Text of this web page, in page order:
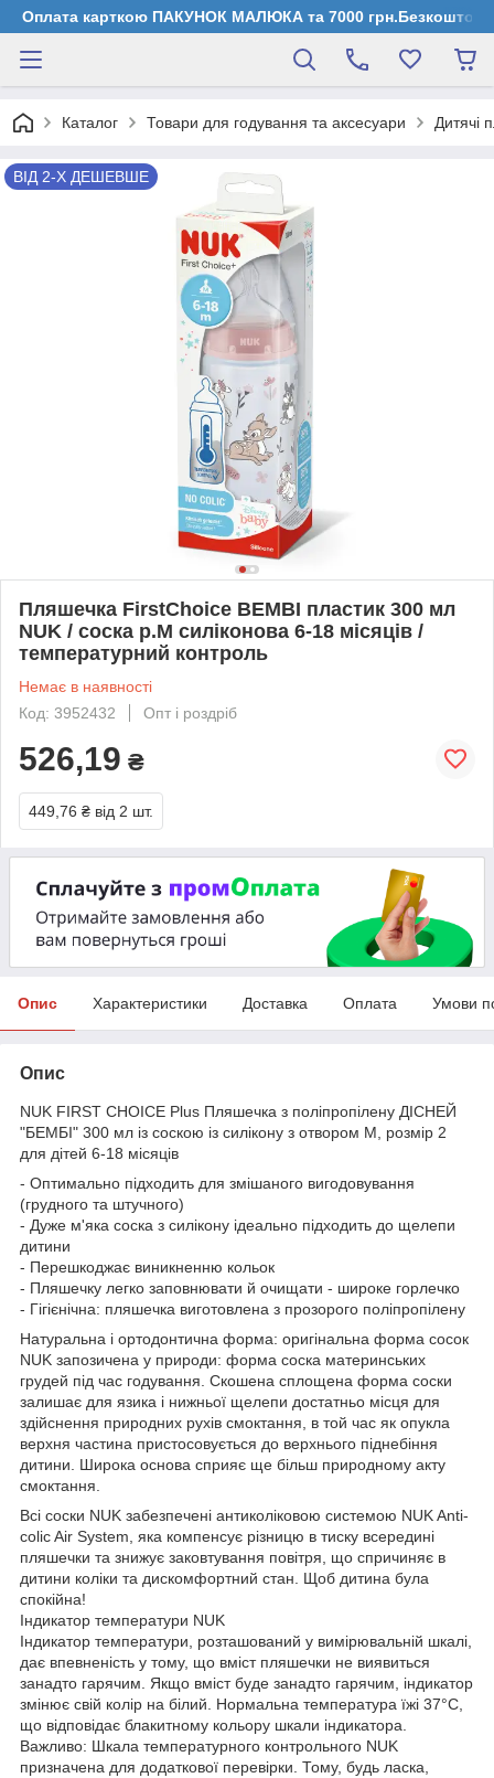
Оплата карткою ПАКУНОК МАЛЮКА та 7000 грн.Безкоштовна
Каталог Товари для годування та аксесуари Дитячі
ВІД 2-Х ДЕШЕВШЕ
Пляшечка FirstChoice BEMBI пластик 300 мл
NUK / соска р.М силіконова 6-18 місяців /
температурний контроль
Немає в наявності
Код: 3952432
Опт і роздріб
526,19 ₴
449,76 ₴ від 2 шт.
Опис Характеристики Доставка Оплата Умови
Опис
NUK FIRST CHOICE Plus Пляшечка з поліпропілену ДІСНЕЙ
"БЕМБІ" 300 мл із соскою із силікону з отвором М, розмір 2
для дітей 6-18 місяців
- Оптимально підходить для змішаного вигодовування
(грудного та штучного)
- Дуже м'яка соска з силікону ідеально підходить до щелепи
дитини
- Перешкоджає виникненню кольок
- Пляшечку легко заповнювати й очищати - широке горлечко
- Гігієнічна: пляшечка виготовлена з прозорого поліпропілену
Натуральна і ортодонтична форма: оригінальна форма сосок
NUK запозичена у природи: форма соска материнських
грудей під час годування. Скошена сплощена форма соски
залишає для язика і нижньої щелепи достатньо місця для
здійснення природних рухів смоктання, в той час як опукла
верхня частина пристосовується до верхнього піднебіння
дитини. Широка основа сприяє ще більш природному акту
смоктання.
Всі соски NUK забезпечені антиколіковою системою NUK Anti-
colic Air System, яка компенсує різницю в тиску всередині
пляшечки та знижує заковтування повітря, що спричиняє в
дитини коліки та дискомфортний стан. Щоб дитина була
спокійна!
Індикатор температури NUK
Індикатор температури, розташований у вимірювальній шкалі,
дає впевненість у тому, що вміст пляшечки не виявиться
занадто гарячим. Якщо вміст буде занадто гарячим, індикатор
змінює свій колір на білий. Нормальна температура їжі 37°C,
що відповідає блакитному кольору шкали індикатора.
Важливо: Шкала температурного контрольного NUK
призначена для додаткової перевірки. Тому, будь ласка,